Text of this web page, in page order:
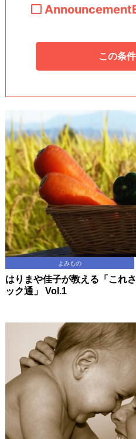
よみもの
はりまや佳子が教える「これ
ック通」 Vol.1